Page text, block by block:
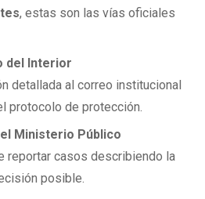
, estas son las vías oficiales
del Interior
detallada al correo institucional
protocolo de protección.
Ministerio Público
reportar casos describiendo la
posible.